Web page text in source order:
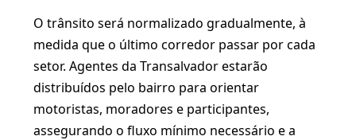
O trânsito será normalizado gradualmente, à
medida que o último corredor passar por cada
setor. Agentes da Transalvador estarão
distribuídos pelo bairro para orientar
motoristas, moradores e participantes,
assegurando o fluxo mínimo necessário e a